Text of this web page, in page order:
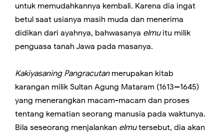
untuk memudahkannya kembali. Karena dia ingat
betul saat usianya masih muda dan menerima
didikan dari ayahnya, bahwasanya elmuitu milik
penguasa tanah Jawa pada masanya.
Kakiyasaning Pangracutanmerupakan kitab
karangan milik Sultan Agung Mataram (1613--1645)
yang menerangkan macam-macam dan proses
tentang kematian seorang manusia pada waktunya.
Bila seseorang menjalankan elmutersebut, dia akan